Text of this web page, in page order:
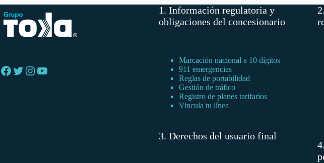
Facebook
Twitter
Instagram
YouTube
1. Información regulatoria y
obligaciones del concesionario
Marcación nacional a 10 dígitos
911 emergencias
Reglas de portabilidad
Gestión de tráfico
Registro de planes tarifarios
Vincula tu línea
3. Derechos del usuario final